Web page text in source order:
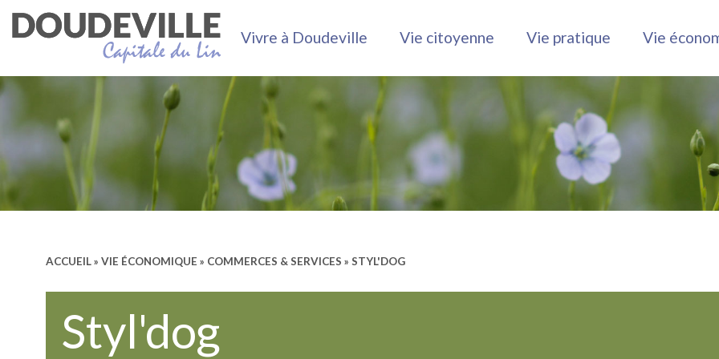
Vivre à Doudeville Vie citoyenne Vie pratique Vie
ACCUEIL» VIE ÉCONOMIQUE » COMMERCES & SERVICES » STYL'DOG
Styl'dog